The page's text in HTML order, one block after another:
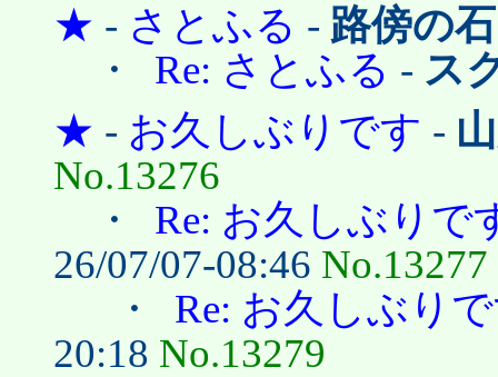
★ - さとふる - 路傍の石
・ Re: さとふる - ス
★ - お久しぶりです -
No.13276
・ Re: お久しぶりで
26/07/07-08:46 No.13277
・ Re: お久しぶり
20:18 No.13279